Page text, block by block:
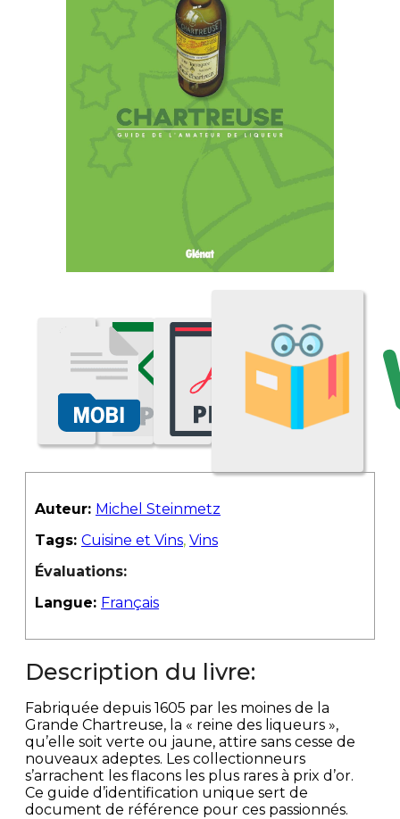
Auteur: Michel Steinmetz
Tags: Cuisine et Vins, Vins
Évaluations:
Langue: Français
Description du livre:
Fabriquée depuis 1605 par les moines de la
Grande Chartreuse, la « reine des liqueurs »,
qu’elle soit verte ou jaune, attire sans cesse de
nouveaux adeptes. Les collectionneurs
s’arrachent les flacons les plus rares à prix d’or.
Ce guide d’identification unique sert de
document de référence pour ces passionnés.